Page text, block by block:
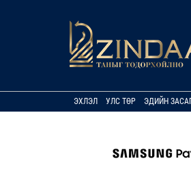
ЭХЛЭЛ УЛС ТӨР ЭДИЙН